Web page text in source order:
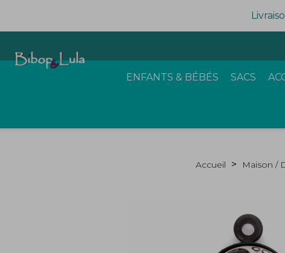
ENFANTS & BÉBÉS SACS
Accueil Maison /